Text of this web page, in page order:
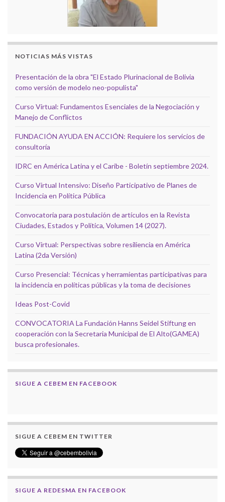
NOTICIAS MÁS VISTAS
Presentación de la obra "El Estado Plurinacional de Bolivia
como versión de modelo neo-populista"
Curso Virtual: Fundamentos Esenciales de la Negociación y
Manejo de Conflictos
FUNDACIÓN AYUDA EN ACCIÓN: Requiere los servicios de
consultoría
IDRC en América Latina y el Caribe - Boletín septiembre 2024.
Curso Virtual Intensivo: Diseño Participativo de Planes de
Incidencia en Política Pública
Convocatoria para postulación de artículos en la Revista
Ciudades, Estados y Política, Volumen 14 (2027).
Curso Virtual: Perspectivas sobre resiliencia en América
Latina (2da Versión)
Curso Presencial: Técnicas y herramientas participativas para
la incidencia en políticas públicas y la toma de decisiones
Ideas Post-Covid
CONVOCATORIA La Fundación Hanns Seidel Stiftung en
cooperación con la Secretaria Municipal de El Alto(GAMEA)
busca profesionales.
SIGUE A CEBEM EN FACEBOOK
SIGUE A CEBEM EN TWITTER
SIGUE A REDESMA EN FACEBOOK